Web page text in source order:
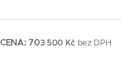
CENA: 703 500 Kč bez DPH